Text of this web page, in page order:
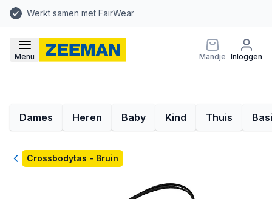
Werkt samen met FairWear
Menu Mandje Inloggen
Dames Heren Baby Kind Thuis
TerugCrossbodytas - Bruin